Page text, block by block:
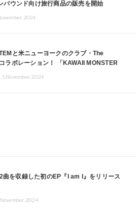
バウンド向け旅行商品の販売を開始
と米ニューヨークのクラブ・The
ラボレーション！ 「KAWAII MONSTER
曲を収録した初のEP『I am I』をリリース